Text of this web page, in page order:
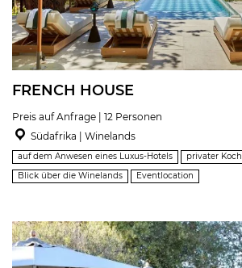
FRENCH HOUSE
Preis auf Anfrage | 12 Personen
Südafrika | Winelands
auf dem Anwesen eines Luxus-Hotels
privater Koch
Blick über die Winelands
Eventlocation